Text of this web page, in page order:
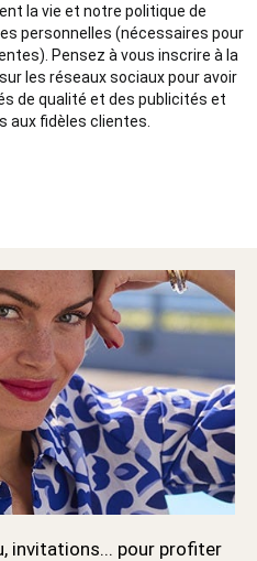
la vie et notre politique de
personnelles (nécessaires pour
Pensez à vous inscrire à la
les réseaux sociaux pour avoir
de qualité et des publicités et
aux fidèles clientes.
invitations... pour profiter